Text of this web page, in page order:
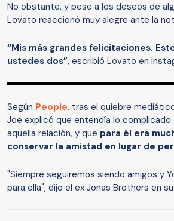
No obstante, y pese a los deseos de
Lovato reaccionó muy alegre ante la
“Mis más grandes felicitaciones.
ustedes dos”, escribió Lovato en
Según People, tras el quiebre
Joe explicó que entendía lo
aquella relación, y que para él era
conservar la amistad en lugar de
"Siempre seguiremos siendo amigos y
para ella", dijo el ex Jonas Brothers en